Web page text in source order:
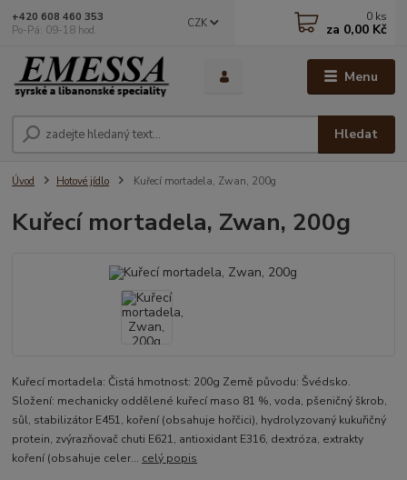
Menu
CZK
Hledat
+420 608 460 353
Po-Pá: 09-18 hod.
0 ks
za 0,00 Kč
Úvod Hotové jídlo Kuřecí mortadela, Zwan, 200g
Kuřecí mortadela, Zwan, 200g
Kuřecí mortadela: Čistá hmotnost: 200g Země původu: Švédsko.
Složení: mechanicky oddělené kuřecí maso 81 %, voda, pšeničný škrob,
sůl, stabilizátor E451, koření (obsahuje hořčici), hydrolyzovaný kukuřičný
protein, zvýrazňovač chuti E621, antioxidant E316, dextróza, extrakty
koření (obsahuje celer... celý popis